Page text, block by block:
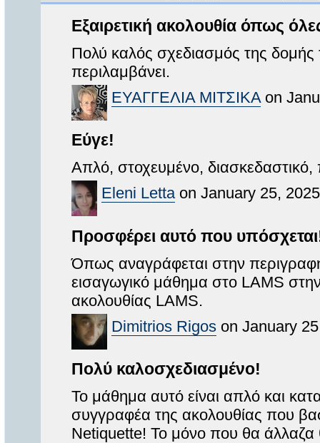
Εξαιρετική ακολουθία όπως
Πολύ καλός σχεδιασμός της
περιλαμβάνει.
ΕΥΑΓΓΕΛΙΑ ΜΙΤΣΙΚΑon
Εύγε!
Απλό, στοχευμένο, διασκεδαστικό,
Eleni Lettaon January 25,
Προσφέρει αυτό που
Όπως αναγράφεται στην
εισαγωγικό μάθημα στο LAMS
ακολουθίας LAMS.
Dimitrios Rigos on January
Πολύ καλοσχεδιασμένο!
Το μάθημα αυτό είναι απλό και
συγγραφέα της ακολουθίας που
Netiquette! Το μόνο που θα άλλαζα